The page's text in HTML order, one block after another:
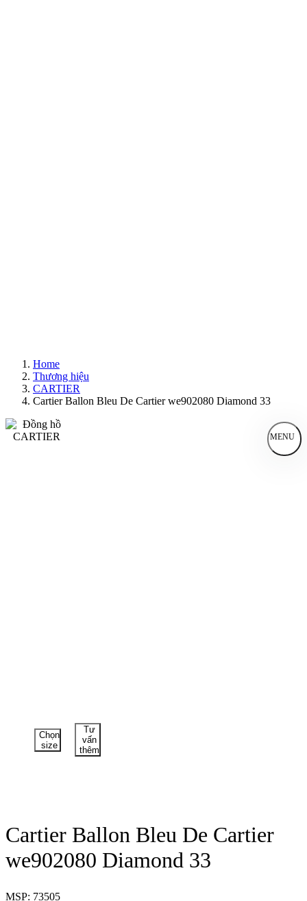
Home
Thương hiệu
CARTIER
Cartier Ballon Bleu De Cartier we902080 Diamond 33
MENU
Chọn
size
Tư
vấn
thêm
Cartier Ballon Bleu De Cartier
we902080 Diamond 33
MSP: 73505